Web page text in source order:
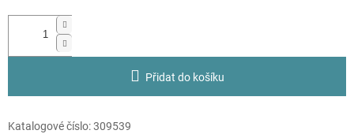
Přidat do košíku
Katalogové číslo:309539